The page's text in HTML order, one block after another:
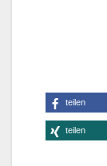
teilen
teilen